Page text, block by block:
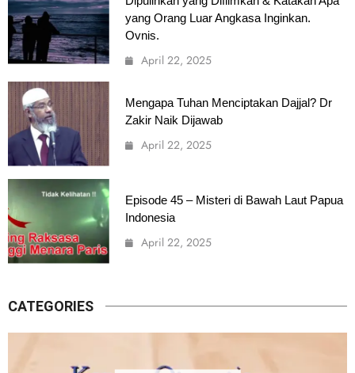
yang Orang Luar Angkasa Inginkan.
Ovnis.
April 22, 2025
Mengapa Tuhan Menciptakan Dajjal? Dr
Zakir Naik Dijawab
April 22, 2025
Episode 45 – Misteri di Bawah Laut Papua
Indonesia
April 22, 2025
CATEGORIES